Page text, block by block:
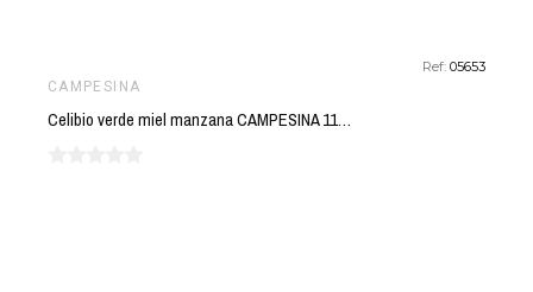
Ref:05653
CAMPESINA
Celibio verde miel manzana CAMPESINA 115 gr BIO